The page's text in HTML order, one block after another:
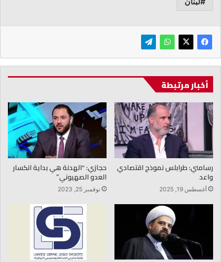
أخبار مرتبطة
رسامني: طرابلس نموذج اقتصادي
واعد
أغسطس 19, 2025
حجازي: “الهدنة هي بداية انكسار
العدو الصهيوني”
نوفمبر 25, 2023